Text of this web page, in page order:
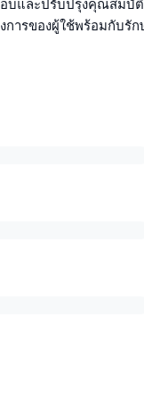
บและปรับปรุงคุณสมบั
การของผู้ใช้พร้อมกับรั